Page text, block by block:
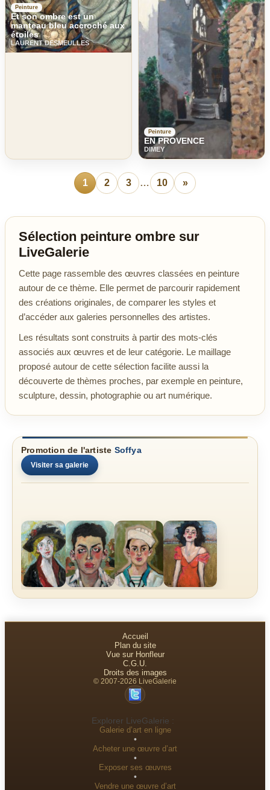
Peinture
Et son ombre est un
manteau bleu accroché aux
étoiles
LAURENT DESMEULLES
Peinture
EN PROVENCE
DIMEY
1 2 3 … 10 »
Sélection peinture ombre sur
LiveGalerie
Cette page rassemble des œuvres classées en peinture
autour de ce thème. Elle permet de parcourir rapidement
des créations originales, de comparer les styles et
d’accéder aux galeries personnelles des artistes.
Les résultats sont construits à partir des mots-clés
associés aux œuvres et de leur catégorie. Le maillage
proposé autour de cette sélection facilite aussi la
découverte de thèmes proches, par exemple en peinture,
sculpture, dessin, photographie ou art numérique.
Promotion de l'artiste Soffya
Visiter sa galerie
Accueil
Plan du site
Vue sur Honfleur
C.G.U.
Droits des images
© 2007-2026 LiveGalerie
Explorer LiveGalerie :
Galerie d’art en ligne
•
Acheter une œuvre d’art
•
Exposer ses œuvres
•
Vendre une œuvre d’art